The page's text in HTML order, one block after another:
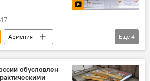
Армения
Армения
Пресс-центр
Еще 4
обусловлен